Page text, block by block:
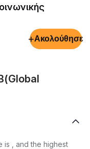
+Ακολούθησε
is , and the highest